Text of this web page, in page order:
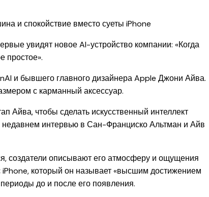
увидят новое AI-устройство компании: «Когда
простое».
и бывшего главного дизайнера Apple Джони Айва.
с карманный аксессуар.
Айва, чтобы сделать искусственный интеллект
недавнем интервью в Сан-Франциско Альтман и Айв
создатели описывают его атмосферу и ощущения
iPhone, который он называет «высшим достижением
до и после его появления.